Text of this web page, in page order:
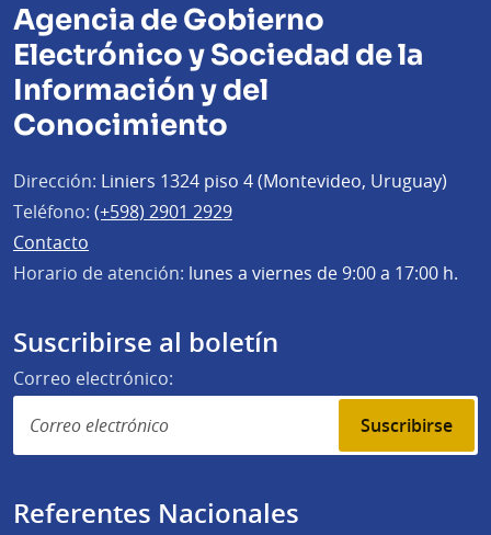
Agencia de Gobierno
Electrónico y Sociedad de la
Información y del
Conocimiento
Dirección: Liniers 1324 piso 4 (Montevideo, Uruguay)
Teléfono: (+598) 2901 2929
Contacto
Horario de atención: lunes a viernes de 9:00 a 17:00 h.
Suscribirse al boletín
Correo electrónico:
Suscribirse
Referentes Nacionales